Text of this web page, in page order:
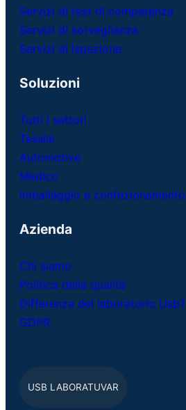
Servizi di test di competenza
Servizi di sorveglianza
Servizi di ispezione
Soluzioni
Tutti i settori
Tessile
Automotive
Medico
Imballaggio e confezionamento
Azienda
Chi siamo
Politica della qualità
Differenza del laboratorio Usb?
GDPR
USB LABORATUVAR